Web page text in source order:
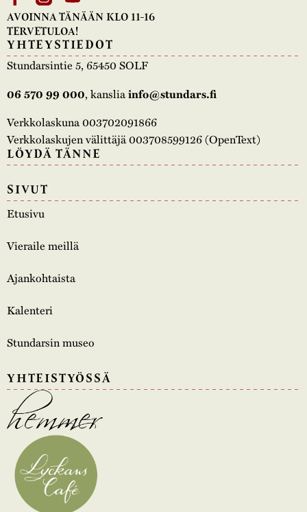
AVOINNA TÄNÄÄN KLO 11-16
TERVETULOA!
YHTEYSTIEDOT
Stundarsintie 5, 65450 SOLF
06 570 99 000, kansliainfo@stundars.fi
Verkkolaskuna 003702091866
Verkkolaskujen välittäjä 003708599126 (OpenText)
LÖYDÄ TÄNNE
SIVUT
Etusivu
Vieraile meillä
Ajankohtaista
Kalenteri
Stundarsin museo
YHTEISTYÖSSÄ